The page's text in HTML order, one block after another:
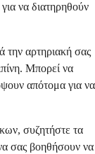
να διατηρηθούν
την αρτηριακή σας
Μπορεί να
απότομα για να
συζητήστε τα
σας βοηθήσουν να